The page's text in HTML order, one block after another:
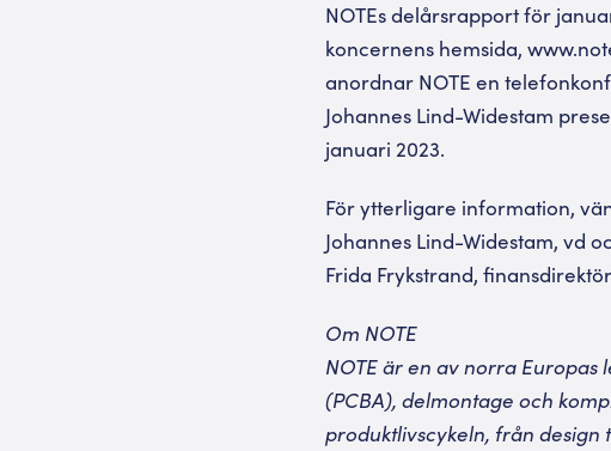
NOTEs delårsrapport för
koncernens hemsida,
anordnar NOTE en
Johannes Lind-Widestam
januari 2023.
För ytterligare information,
Johannes Lind-Widestam, vd
Frida Frykstrand,
Om NOTE
NOTE är en av norra
(PCBA), delmontage och
produktlivscykeln, från design